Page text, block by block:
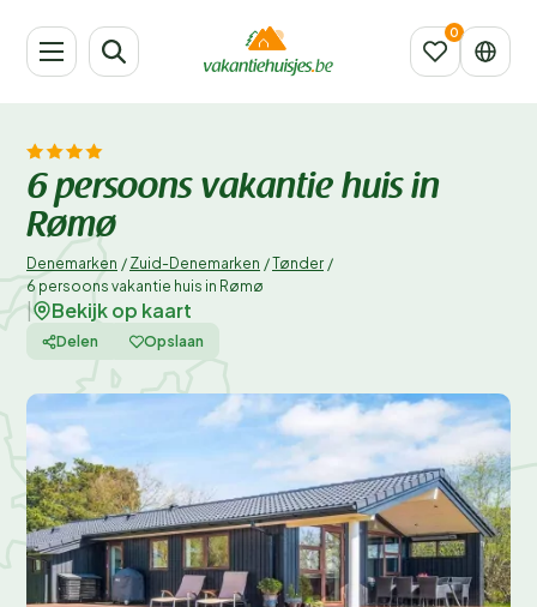
6 persoons vakantie huis in
Rømø
Denemarken / Zuid-Denemarken /Tønder /
6 persoons vakantie huis in Rømø
Bekijk op kaart
Delen Opslaan